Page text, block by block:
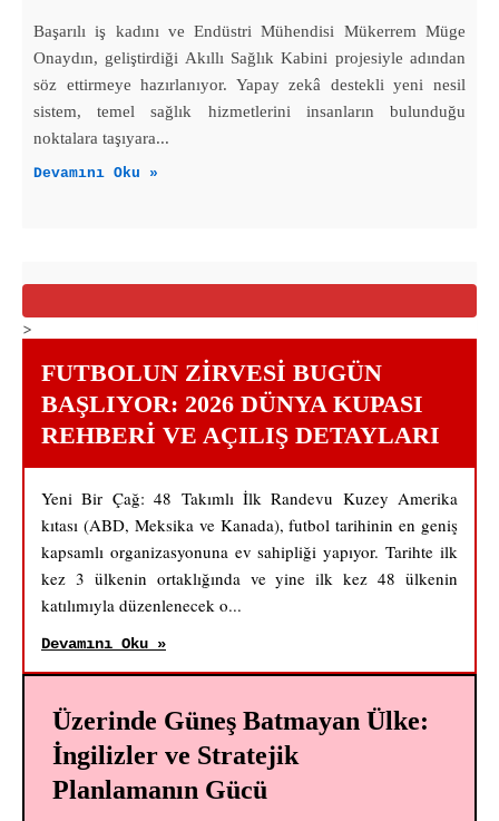
Başarılı iş kadını ve Endüstri Mühendisi Mükerrem Müge
Onaydın, geliştirdiği Akıllı Sağlık Kabini projesiyle adından
söz ettirmeye hazırlanıyor. Yapay zekâ destekli yeni nesil
sistem, temel sağlık hizmetlerini insanların bulunduğu
noktalara taşıyara...
Devamını Oku »
>
FUTBOLUN ZIRVESI BUGÜN
BAŞLIYOR: 2026 DÜNYA KUPASI
REHBERI VE AÇILIŞ DETAYLARI
Yeni Bir Çağ: 48 Takımlı İlk Randevu Kuzey Amerika
kıtası (ABD, Meksika ve Kanada), futbol tarihinin en geniş
kapsamlı organizasyonuna ev sahipliği yapıyor. Tarihte ilk
kez 3 ülkenin ortaklığında ve yine ilk kez 48 ülkenin
katılımıyla düzenlenecek o...
Devamını Oku »
Üzerinde Güneş Batmayan Ülke:
İngilizler ve Stratejik
Planlamanın Gücü